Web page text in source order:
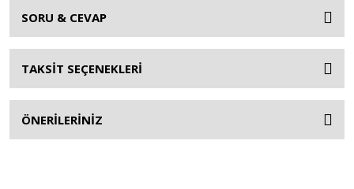
SORU & CEVAP
TAKSİT SEÇENEKLERİ
ÖNERİLERİNİZ